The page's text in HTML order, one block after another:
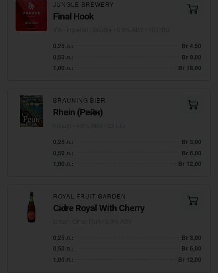
JUNGLE BREWERY
Final Hook
0,25 л.:
Br 4,50
0,50 л.:
Br 9,00
1,00 л.:
Br 18,00
BRAUNING BIER
Rhein (Рейн)
0,25 л.:
Br 3,00
0,50 л.:
Br 6,00
1,00 л.:
Br 12,00
ROYAL FRUIT GARDEN
Cidre Royal With Cherry
0,25 л.:
Br 3,00
0,50 л.:
Br 6,00
1,00 л.:
Br 12,00